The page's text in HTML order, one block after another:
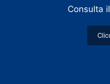
Consulta